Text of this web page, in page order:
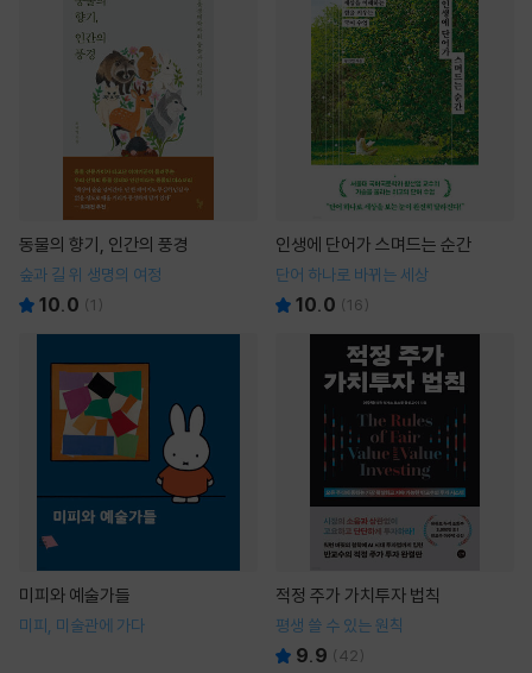
동물의 향기, 인간의 풍경
숲과 길 위 생명의 여정
10.0 (1 )
인생에 단어가 스며드는 순간
단어 하나로 바뀌는 세상
10.0 (16)
미피와 예술가들
미피, 미술관에 가다
적정 주가 가치투자 법칙
평생 쓸 수 있는 원칙
9.9 (42)